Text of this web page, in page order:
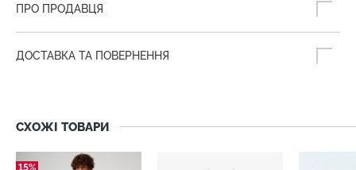
ПРО ПРОДАВЦЯ
ДОСТАВКА ТА ПОВЕРНЕННЯ
СХОЖІ ТОВАРИ
15%